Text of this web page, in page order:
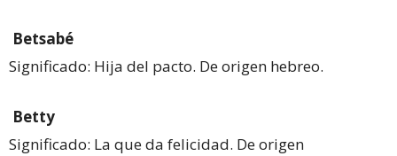
Betsabé
Significado: Hija del pacto. De origen hebreo.
Betty
Significado: La que da felicidad. De origen